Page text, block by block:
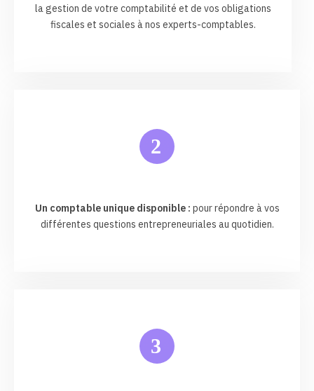
la gestion de votre comptabilité et de vos obligations
fiscales et sociales à nos experts-comptables.
2
Un comptable unique disponible : pour répondre à vos
différentes questions entrepreneuriales au quotidien.
3